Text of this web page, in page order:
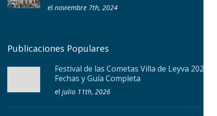
el noviembre 7th, 2024
Publicaciones Populares
Festival de las Cometas Villa de Leyva 2026:
Fechas y Guía Completa
el julio 11th, 2026